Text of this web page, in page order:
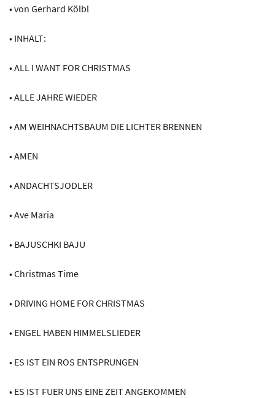
• von Gerhard Kölbl
• INHALT:
• ALL I WANT FOR CHRISTMAS
• ALLE JAHRE WIEDER
• AM WEIHNACHTSBAUM DIE LICHTER BRENNEN
• AMEN
• ANDACHTSJODLER
• Ave Maria
• BAJUSCHKI BAJU
• Christmas Time
• DRIVING HOME FOR CHRISTMAS
• ENGEL HABEN HIMMELSLIEDER
• ES IST EIN ROS ENTSPRUNGEN
• ES IST FUER UNS EINE ZEIT ANGEKOMMEN